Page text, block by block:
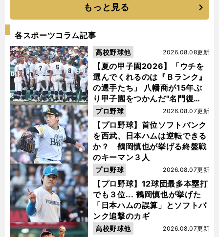
もっと見る
各スポーツコラム記事
【夏の甲子園2026】「ウチを
選んでくれるのは『Ｂランク』
の選手たち」 八幡商が15年ぶ
り甲子園をつかんだ"名門復
活"の舞台裏
2026.08.08更新
高校野球他
【プロ野球】首位ソフトバンク
を西武、日本ハムは逆転できる
か？ 鶴岡慎也が挙げる終盤戦
のキーマン３人
2026.08.07更新
プロ野球
【プロ野球】12球団最多本塁打
でも３位... 鶴岡慎也が挙げた
「日本ハムの誤算」とソフトバ
ンク追撃のカギ
2026.08.07更新
プロ野球
2026.08.07更新
高校野球他